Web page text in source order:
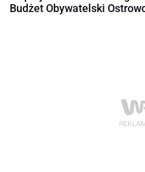
Budżet Obywatelski